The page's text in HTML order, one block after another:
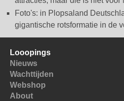
Foto's: in Plopsaland
gigantische rotsformatie in de
Looopings
Nieuws
Wachttijden
Webshop
About